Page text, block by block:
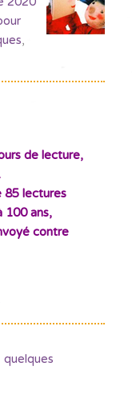
,
de lecture,
85 lectures
100 ans,
contre